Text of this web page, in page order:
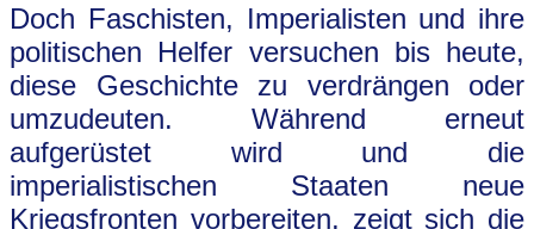
Doch Faschisten, Imperialisten und ihre
politischen Helfer versuchen bis heute,
diese Geschichte zu verdrängen oder
umzudeuten. Während erneut
aufgerüstet wird und die
imperialistischen Staaten neue
Kriegsfronten vorbereiten, zeigt sich die